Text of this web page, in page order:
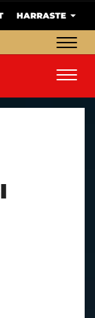
HARRASTE